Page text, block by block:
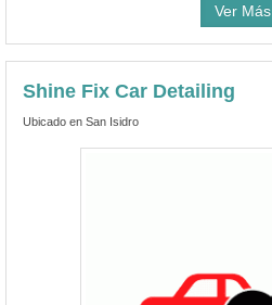
Ver Más
Shine Fix Car Detailing
Ubicado en San Isidro